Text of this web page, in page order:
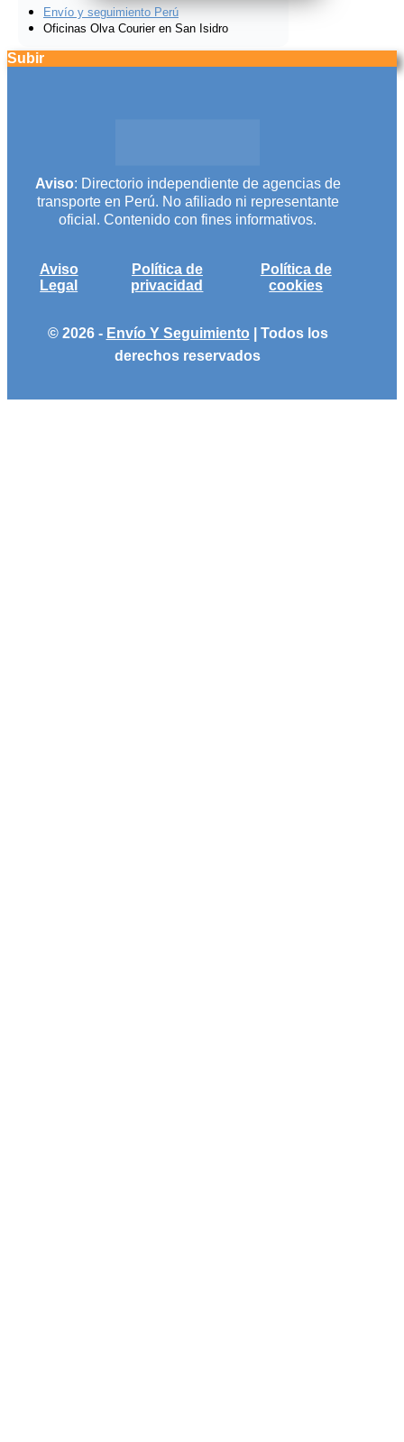
Envío y seguimiento Perú
Oficinas Olva Courier en San Isidro
Subir
Aviso: Directorio independiente de agencias de
transporte en Perú. No afiliado ni representante
oficial. Contenido con fines informativos.
Aviso
Legal
Política de
privacidad
Política de
cookies
© 2026 - Envío Y Seguimiento | Todos los
derechos reservados